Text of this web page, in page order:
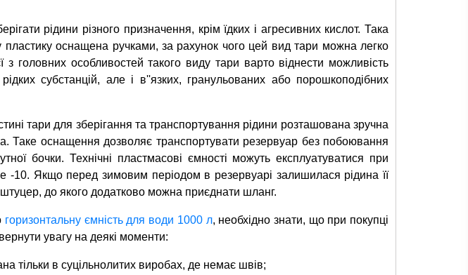
рідини різного призначення, крім їдких і агресивних кислот. Така
пластику оснащена ручками, за рахунок чого цей вид тари можна легко
з головних особливостей такого виду тари варто віднести можливість
субстанцій, але і в''язких, гранульованих або порошкоподібних
тари для зберігання та транспортування рідини розташована зручна
Таке оснащення дозволяє транспортувати резервуар без побоювання
бочки. Технічні пластмасові ємності можуть експлуатуватися при
-10. Якщо перед зимовим періодом в резервуарі залишилася рідина її
до якого додатково можна приєднати шланг.
горизонтальну ємність для води 1000 л, необхідно знати, що при покупці
увагу на деякі моменти:
тільки в суцільнолитих виробах, де немає швів;